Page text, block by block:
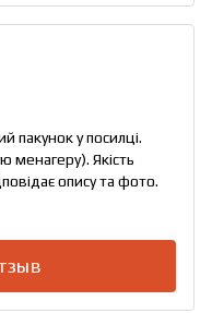
пакунок у посилці.
менагеру). Якість
опису та фото.